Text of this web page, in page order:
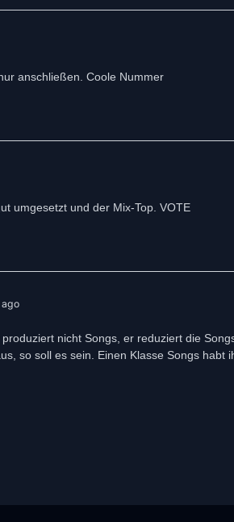
anschließen. Coole Nummer
umgesetzt und der Mix-Top. VOTE
ago
nicht Songs, er reduziert die
so soll es sein. Einen Klasse Songs habt